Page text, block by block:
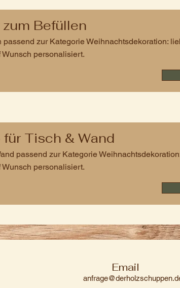
Befüllen
zur Kategorie Weihnachtsdekoration:
personalisiert.
Tisch & Wand
passend zur Kategorie
personalisiert.
Email